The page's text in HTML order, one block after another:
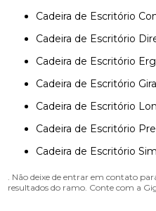
Cadeira de Escritório
Cadeira de Escritório
Cadeira de Escritório
Cadeira de Escritório
Cadeira de Escritório
Cadeira de Escritório
Cadeira de Escritório
. Não deixe de entrar em contato
resultados do ramo. Conte com a